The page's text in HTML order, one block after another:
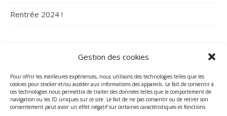
Gestion des cookies
Pour offrir les meilleures expériences, nous utilisons des technologies telles que les
cookies pour stocker et/ou accéder aux informations des appareils. Le fait de consentir à
ces technologies nous permettra de traiter des données telles que le comportement de
navigation ou les ID uniques sur ce site. Le fait de ne pas consentir ou de retirer son
consentement peut avoir un effet négatif sur certaines caractéristiques et fonctions.
Rentrée 2024 !
ARCHIVES
Archives